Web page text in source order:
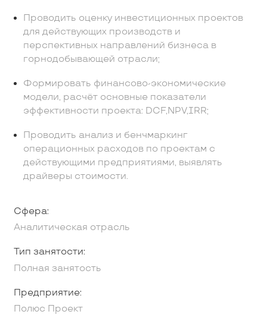
Проводить оценку инвестиционных проектов
для действующих производств и
перспективных направлений бизнеса в
горнодобывающей отрасли;
Формировать финансово-экономические
модели, расчёт основные показатели
эффективности проекта: DCF,NPV,IRR;
Проводить анализ и бенчмаркинг
операционных расходов по проектам с
действующими предприятиями, выявлять
драйверы стоимости.
Сфера:
Аналитическая отрасль
Тип занятости:
Полная занятость
Предприятие:
Полюс Проект